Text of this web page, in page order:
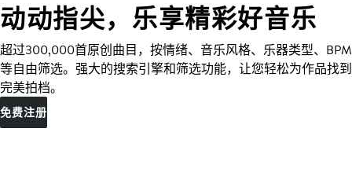
动动指尖，乐享精彩好音乐
超过300,000首原创曲目，按情绪、音乐风格、乐器类型、BPM
等自由筛选。强大的搜索引擎和筛选功能，让您轻松为作品找到
完美拍档。
免费注册